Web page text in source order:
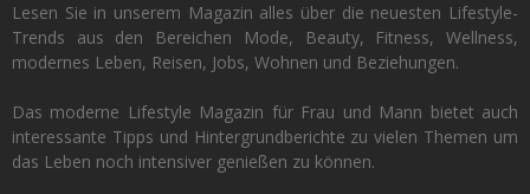
Lesen Sie in unserem Magazin alles über die neuesten Lifestyle-
Trends aus den Bereichen Mode, Beauty, Fitness, Wellness,
modernes Leben, Reisen, Jobs, Wohnen und Beziehungen.
Das moderne Lifestyle Magazin für Frau und Mann bietet auch
interessante Tipps und Hintergrundberichte zu vielen Themen um
das Leben noch intensiver genießen zu können.